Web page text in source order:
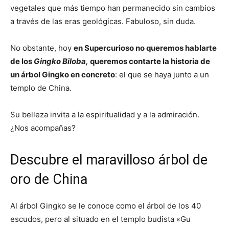
vegetales que más tiempo han permanecido sin cambios
a través de las eras geológicas. Fabuloso, sin duda.
No obstante, hoy en Supercurioso no queremos hablarte
de los Gingko Biloba, queremos contarte la historia de
un árbol Gingko en concreto: el que se haya junto a un
templo de China.
Su belleza invita a la espiritualidad y a la admiración.
¿Nos acompañas?
Descubre el maravilloso árbol de
oro de China
Al árbol Gingko se le conoce como el árbol de los 40
escudos, pero al situado en el templo budista «Gu